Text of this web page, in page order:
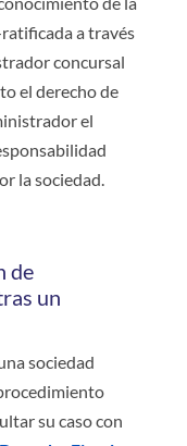
a través
concursal
el derecho de
el
la sociedad.
de
un
sociedad
su caso con